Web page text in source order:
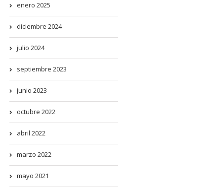
enero 2025
diciembre 2024
julio 2024
septiembre 2023
junio 2023
octubre 2022
abril 2022
marzo 2022
mayo 2021